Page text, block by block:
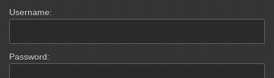
Username:
Password: